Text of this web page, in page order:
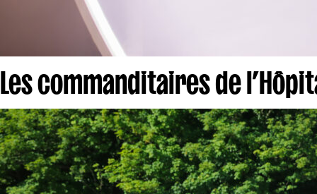
Les commanditaires de